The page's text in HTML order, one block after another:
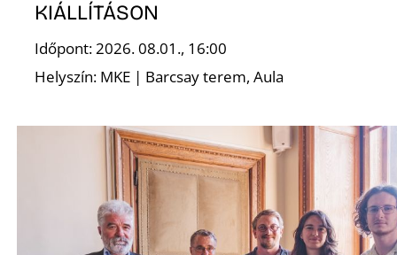
KIÁLLÍTÁSON
Időpont: 2026. 08.01., 16:00
Helyszín: MKE | Barcsay terem, Aula